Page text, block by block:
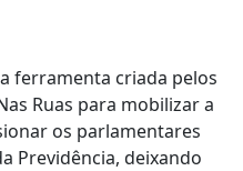
ferramenta criada pelos
Ruas para mobilizar a
os parlamentares
Previdência, deixando